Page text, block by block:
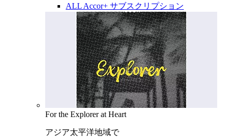
ALL Accor+ サブスクリプション
For the Explorer at Heart
アジア太平洋地域で